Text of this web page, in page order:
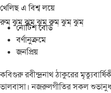
খেলিছ এ বিশ্ব লয়ে
রুম্ ঝুম্ ঝুম্ ঝুম্ রুম্ ঝুম্ ঝুম্
নোটিশ বোর্ড
বর্ণানুক্রমে
জনপ্রিয়
কবিগুরু রবীন্দ্রনাথ ঠাকুরের
ভালবাসা। নজরুলগীতির সকল